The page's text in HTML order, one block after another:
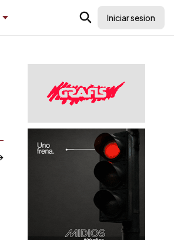
Iniciar sesion